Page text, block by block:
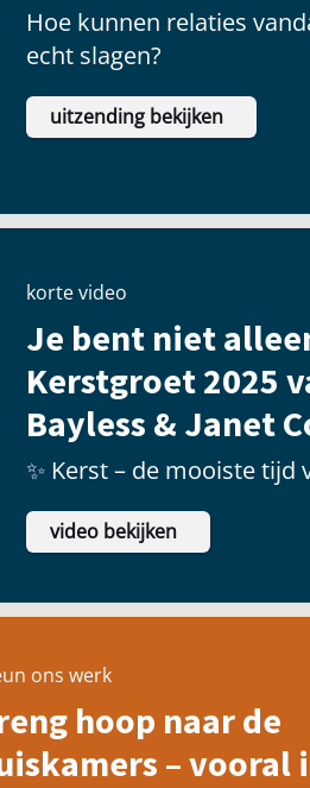
Hoe kunnen relaties
echt slagen?
uitzending bekijken
korte video
Je bent niet
Kerstgroet 2025
Bayless & Janet
✨ Kerst – de mooiste tijd
video bekijken
ons werk
hoop naar de
– vooral